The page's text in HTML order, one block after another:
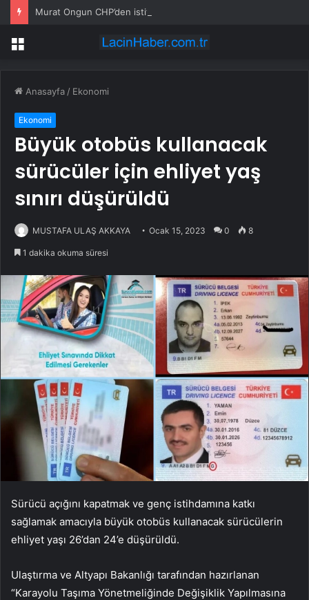
Murat Ongun CHP’den istifa etti
Menü
Anasayfa / Ekonomi
Ekonomi
Büyük otobüs kullanacak
sürücüler için ehliyet yaş
sınırı düşürüldü
MUSTAFA ULAŞ AKKAYA Ocak 15, 2023 0 8
1 dakika okuma süresi
Sürücü açığını kapatmak ve genç istihdamına katkı
sağlamak amacıyla büyük otobüs kullanacak sürücülerin
ehliyet yaşı 26’dan 24’e düşürüldü.
Ulaştırma ve Altyapı Bakanlığı tarafından hazırlanan
“Karayolu Taşıma Yönetmeliğinde Değişiklik Yapılmasına